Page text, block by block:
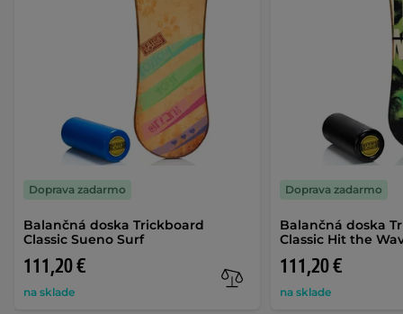
Balančná doska Trickboard
Classic Sueno Surf
111,20 €
na sklade
Doprava zadarmo
Balančná doska
Classic Hit the
111,20 €
na sklade
Doprava zadarmo